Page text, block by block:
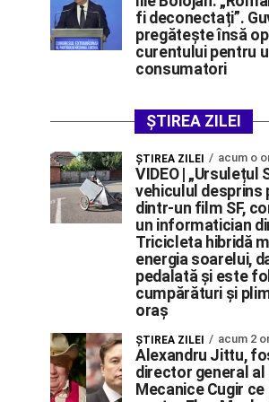
fi deconectați”.
pregătește însă
curentului pentru
consumatori
ȘTIREA ZILEI
ŞTIREA ZILEI acum o
VIDEO | „Ursulețul
vehiculul desprins
dintr-un film SF,
un informatician
Tricicleta hibridă
energia soarelui,
pedalată și este
cumpărături și
oraș
ŞTIREA ZILEI acum 2
Alexandru Jittu,
director general al
Mecanice Cugir